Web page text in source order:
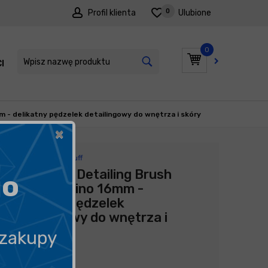
Profil klienta Ulubione
0
0
PROMOCJE
- delikatny pędzelek detailingowy do wnętrza i skóry
Producent: Work Stuff
Work Stuff Detailing Brush
Rubber Albino 16mm -
delikatny pędzelek
detailingowy do wnętrza i
skóry
×